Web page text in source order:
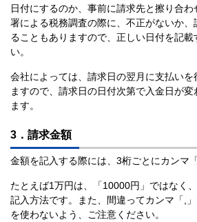
日付にするのか、事前に請求先と擦り合
署による税務調査の際に、不正がないか
ることもありますので、正しい日付を記載
い。
会社によっては、請求日の翌月に支払いを
ますので、請求日の日付次第で入金日が変
ます。
3．請求金額
金額を記入する際には、3桁ごとにカンマ
たとえば1万円は、「10000円」ではなく
記入方法です。また、間違ってカンマ「,」
を使わないよう、ご注意ください。